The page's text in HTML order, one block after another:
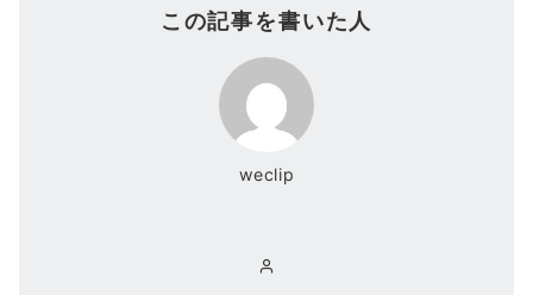
この記事を書いた人
weclip